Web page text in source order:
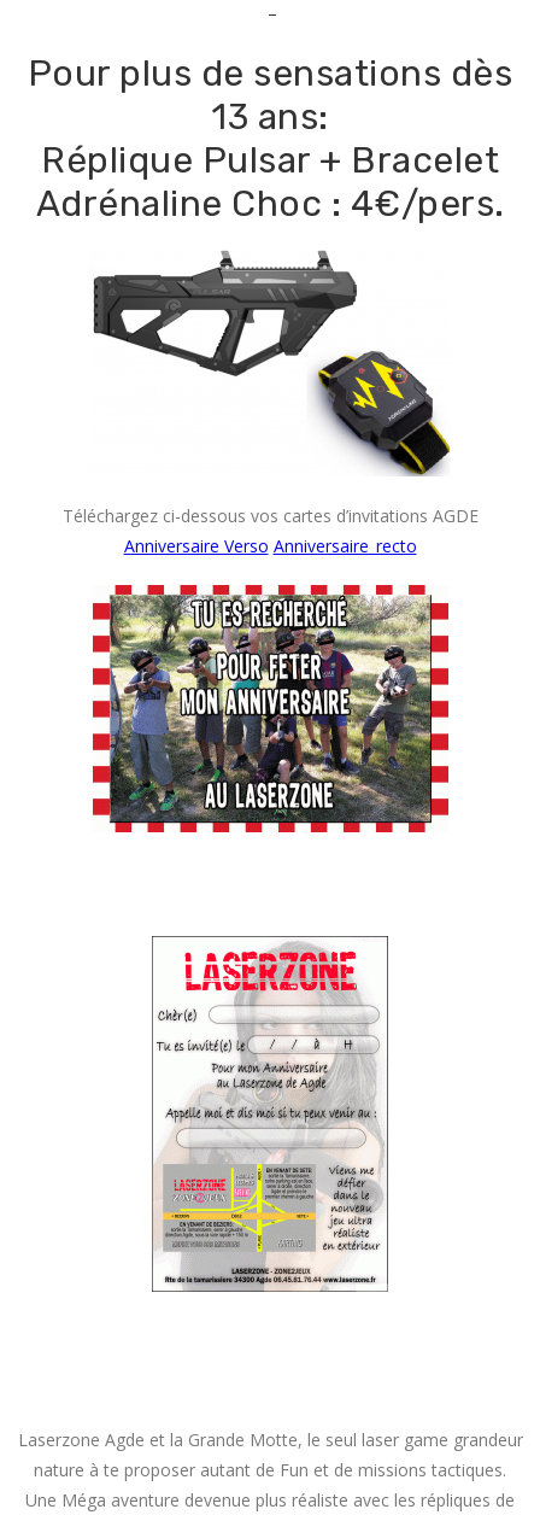
–
Pour plus de sensations dès
13 ans:
Réplique Pulsar + Bracelet
Adrénaline Choc : 4€/pers.
Téléchargez ci-dessous vos cartes d’invitations AGDE
Anniversaire Verso Anniversaire_recto
Laserzone Agde et la Grande Motte, le seul laser game grandeur
nature à te proposer autant de Fun et de missions tactiques.
Une Méga aventure devenue plus réaliste avec les répliques de